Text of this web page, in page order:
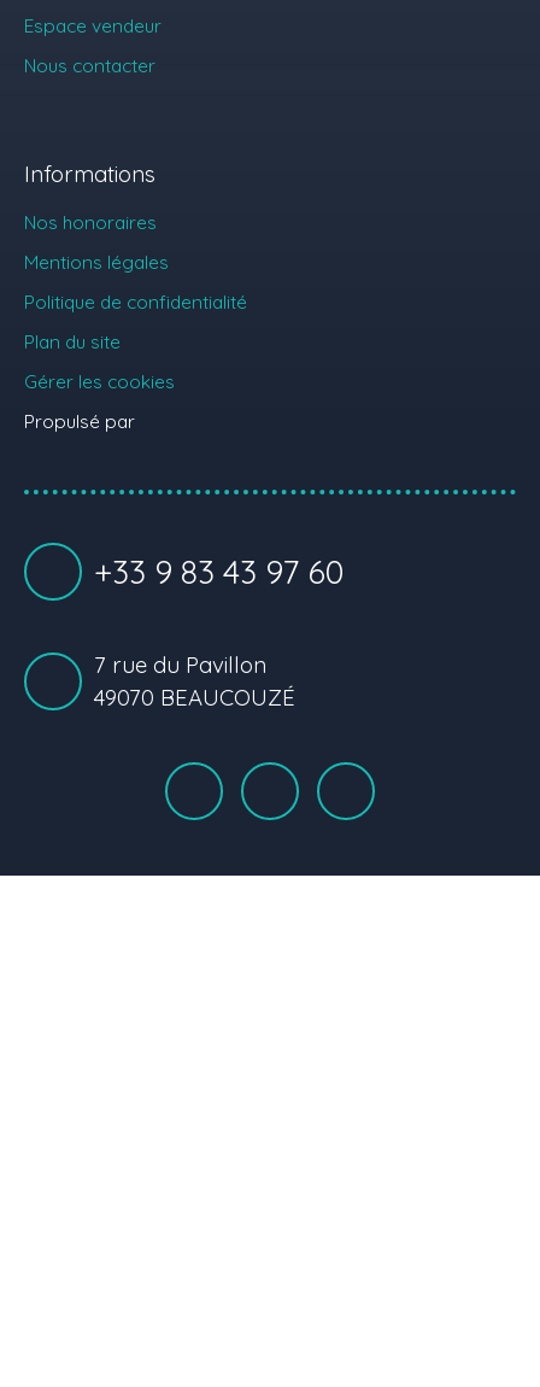
Espace vendeur
Nous contacter
Informations
Nos honoraires
Mentions légales
Politique de confidentialité
Plan du site
Gérer les cookies
Propulsé par
+33 9 83 43 97 60
7 rue du Pavillon
49070 BEAUCOUZÉ